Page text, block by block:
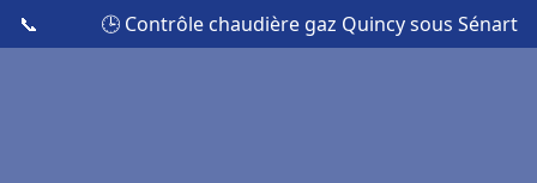
📞 🕒 Contrôle chaudière gaz Quincy sous Sénart